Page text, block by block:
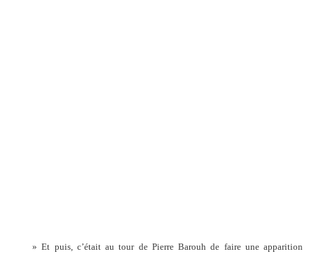
» Et puis, c’était au tour de Pierre Barouh de faire une apparition